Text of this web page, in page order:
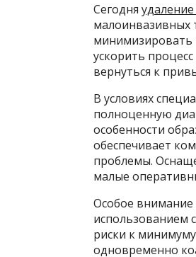
Сегодня
малоинвазивных
минимизировать
ускорить
вернуться к
В условиях
полноценную
особенности
обеспечивает
проблемы.
малые
Особое внимание
использованием
риски к
одновременно